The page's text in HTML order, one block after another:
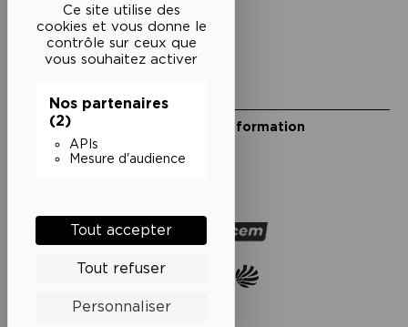
Ce site utilise des
cookies et vous donne le
contrôle sur ceux que
vous souhaitez activer
Nos partenaires
(2)
APIs
Mesure d'audience
Tout accepter
Tout refuser
Personnaliser
Conditions générales de vente
Cookies
Restons en lien
Inscrivez-vous à notre lettre d’information
Suivez-nous sur les réseaux